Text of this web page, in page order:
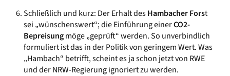
Schließlich und kurz: Der Erhalt desHambacher Forst
sei „wünschenswert“; die Einführung einerCO2-
Bepreisungmöge „geprüft“ werden. So unverbindlich
formuliert ist das in der Politik von geringem Wert. Was
„Hambach“ betrifft, scheint es ja schon jetzt von RWE
und der NRW-Regierung ignoriert zu werden.